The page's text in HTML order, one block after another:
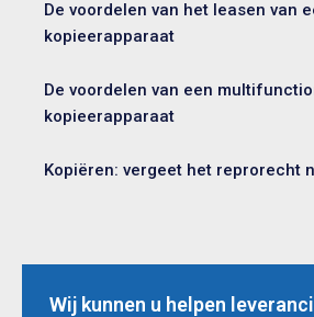
De voordelen van het leasen van
kopieerapparaat
De voordelen van een
kopieerapparaat
Kopiëren: vergeet het reprorecht
Wij kunnen u helpen